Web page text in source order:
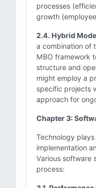
processes
growth
2.4. Hybrid
a combination of
MBO framework
structure and
might employ a
specific projects
approach for
Chapter 3:
Technology
implementation
Various software
process: